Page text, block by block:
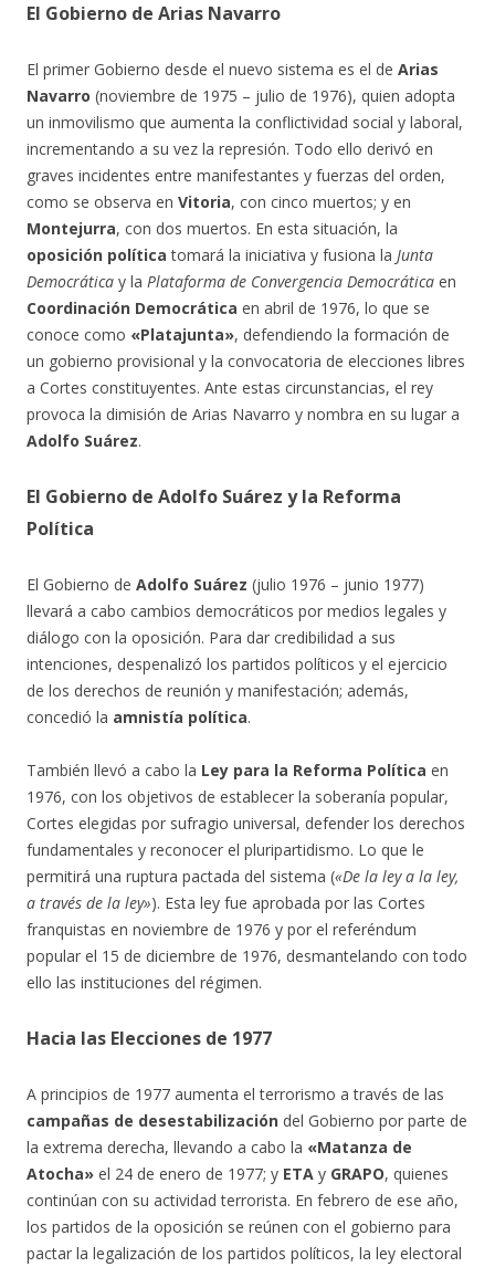
El Gobierno de Arias Navarro
El primer Gobierno desde el nuevo sistema es el de Arias
Navarro (noviembre de 1975 – julio de 1976), quien adopta
un inmovilismo que aumenta la conflictividad social y laboral,
incrementando a su vez la represión. Todo ello derivó en
graves incidentes entre manifestantes y fuerzas del orden,
como se observa en Vitoria, con cinco muertos; y en
Montejurra, con dos muertos. En esta situación, la
oposición política tomará la iniciativa y fusiona la Junta
Democrática y la Plataforma de Convergencia Democrática en
Coordinación Democrática en abril de 1976, lo que se
conoce como «Platajunta», defendiendo la formación de
un gobierno provisional y la convocatoria de elecciones libres
a Cortes constituyentes. Ante estas circunstancias, el rey
provoca la dimisión de Arias Navarro y nombra en su lugar a
Adolfo Suárez.
El Gobierno de Adolfo Suárez y la Reforma
Política
El Gobierno de Adolfo Suárez (julio 1976 – junio 1977)
llevará a cabo cambios democráticos por medios legales y
diálogo con la oposición. Para dar credibilidad a sus
intenciones, despenalizó los partidos políticos y el ejercicio
de los derechos de reunión y manifestación; además,
concedió la amnistía política.
También llevó a cabo la Ley para la Reforma Política en
1976, con los objetivos de establecer la soberanía popular,
Cortes elegidas por sufragio universal, defender los derechos
fundamentales y reconocer el pluripartidismo. Lo que le
permitirá una ruptura pactada del sistema («De la ley a la ley,
a través de la ley»). Esta ley fue aprobada por las Cortes
franquistas en noviembre de 1976 y por el referéndum
popular el 15 de diciembre de 1976, desmantelando con todo
ello las instituciones del régimen.
Hacia las Elecciones de 1977
A principios de 1977 aumenta el terrorismo a través de las
campañas de desestabilización del Gobierno por parte de
la extrema derecha, llevando a cabo la «Matanza de
Atocha» el 24 de enero de 1977; y ETA y GRAPO, quienes
continúan con su actividad terrorista. En febrero de ese año,
los partidos de la oposición se reúnen con el gobierno para
pactar la legalización de los partidos políticos, la ley electoral